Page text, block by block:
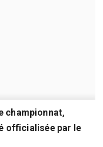
championnat,
officialisée par le